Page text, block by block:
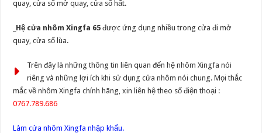
quay, cửa sổ mở quay, cửa sổ hất.
Hệ cửa nhôm Xingfa 65 được ứng dụng nhiều trong cửa đi mở
quay, cửa sổ lùa.
Trên đây là những thông tin liên quan đến hệ nhôm Xingfa nói
riêng và những lợi ích khi sử dụng cửa nhôm nói chung. Mọi thắc
mắc về nhôm Xingfa chính hãng, xin liên hệ theo số điện thoại :
0767.789.686
Làm cửa nhôm Xingfa nhập khẩu.